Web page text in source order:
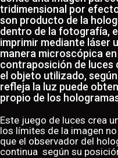
tridimensional por
son producto de la
dentro de la fotografía,
imprimir mediante láser
manera microscópica
contraposición de luces
el objeto utilizado,
refleja la luz puede
propio de los
Este juego de luces crea
los límites de la imagen
que el observador del
continua según su